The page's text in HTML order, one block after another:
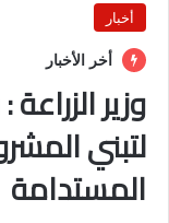
أخبار
أخر الأخبار
وزير
لتبني
المستدامة